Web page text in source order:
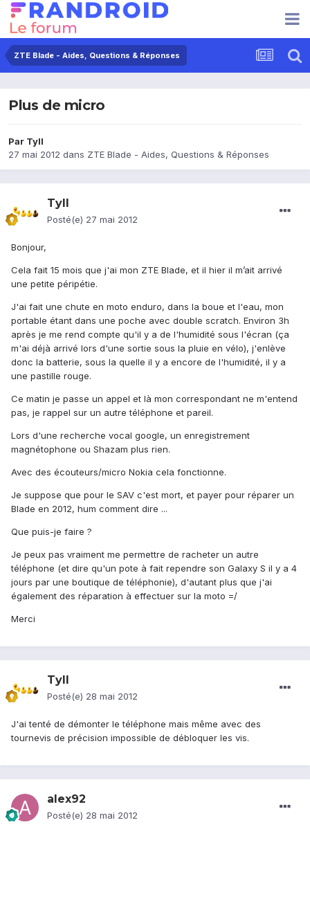
ZTE Blade - Aides, Questions & Réponses
Plus de micro
Par Tyll
27 mai 2012 dans ZTE Blade - Aides, Questions & Réponses
Tyll
Posté(e) 27 mai 2012
Bonjour,
Cela fait 15 mois que j'ai mon ZTE Blade, et il hier il m’ait arrivé
une petite péripétie.
J'ai fait une chute en moto enduro, dans la boue et l'eau, mon
portable étant dans une poche avec double scratch. Environ 3h
après je me rend compte qu'il y a de l'humidité sous l'écran (ça
m'ai déjà arrivé lors d'une sortie sous la pluie en vélo), j'enlève
donc la batterie, sous la quelle il y a encore de l'humidité, il y a
une pastille rouge.
Ce matin je passe un appel et là mon correspondant ne m'entend
pas, je rappel sur un autre téléphone et pareil.
Lors d'une recherche vocal google, un enregistrement
magnétophone ou Shazam plus rien.
Avec des écouteurs/micro Nokia cela fonctionne.
Je suppose que pour le SAV c'est mort, et payer pour réparer un
Blade en 2012, hum comment dire ...
Que puis-je faire ?
Je peux pas vraiment me permettre de racheter un autre
téléphone (et dire qu'un pote à fait rependre son Galaxy S il y a 4
jours par une boutique de téléphonie), d'autant plus que j'ai
également des réparation à effectuer sur la moto =/
Merci
Tyll
Posté(e) 28 mai 2012
J'ai tenté de démonter le téléphone mais même avec des
tournevis de précision impossible de débloquer les vis.
alex92
Posté(e) 28 mai 2012